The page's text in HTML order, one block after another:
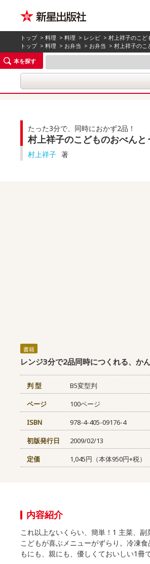
トップ >料理 >料理 > レシピ > 村上祥子のこど
トップ >料理 > お弁当 > お弁当 > 村上祥子のこ
本を探す
たった3分で、同時におかず2品！
村上祥子のこどものおべんと
村上祥子 著
書籍
レンジ3分で2品同時につくれる、か
判 型
B5変型判
ページ
100ページ
ISBN
978-4-405-09176-4
初版発行日
2009/02/13
定価
1,045円（本体950円+税）
内容紹介
これ以上ないくらい、簡単！1 主菜、
こどもが喜ぶメニューがずらり。冷凍
もにも、親にも、優しくておいしい1冊で